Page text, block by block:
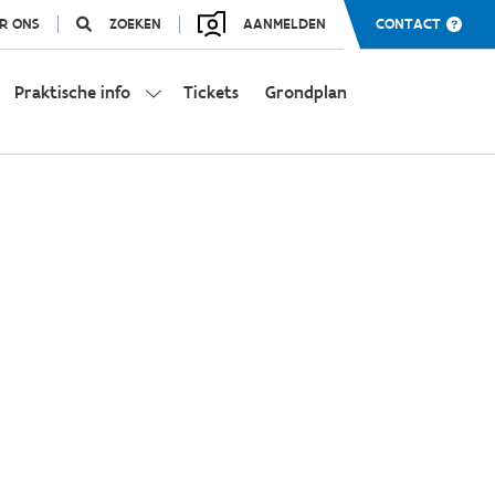
ONS ZOEKEN AANMELDEN CONTACT
Praktische info Tickets Grondplan